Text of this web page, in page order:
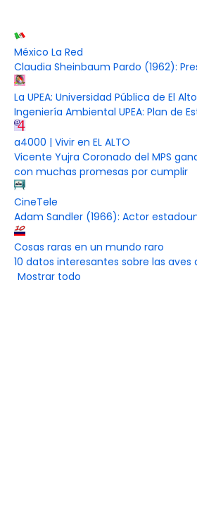
México La Red
Claudia Sheinbaum Pardo (1962):
La UPEA: Universidad Pública de El Alto
Ingeniería Ambiental UPEA: Plan de
a4000 | Vivir en EL ALTO
Vicente Yujra Coronado del MPS
con muchas promesas por cumplir
CineTele
Adam Sandler (1966): Actor
Cosas raras en un mundo raro
10 datos interesantes sobre las aves
Mostrar todo